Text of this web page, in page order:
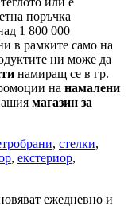
поръчка
1 800 000
в рамките само на
ни може да
намиращ се в гр.
на намалени
магазин за
, стелки,
, екстериор,
ежедневно и